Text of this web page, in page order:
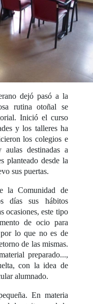
dejó pasó a la
rutina otoñal se
Inició el curso
y los talleres ha
los colegios e
aulas destinadas a
planteado desde la
sus puertas.
la Comunidad de
días sus hábitos
ocasiones, este tipo
de ocio para
lo que no es de
de las mismas.
preparado...,
con la idea de
alumnado.
En materia